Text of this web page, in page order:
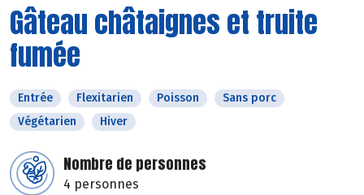
Gâteau châtaignes et truite
fumée
Entrée Flexitarien Poisson
Sans porc
Végétarien
Hiver
Nombre de personnes
4 personnes